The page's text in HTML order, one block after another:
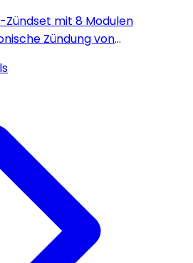
mit 8 Modulen
Zündung von
Tanzflächen.